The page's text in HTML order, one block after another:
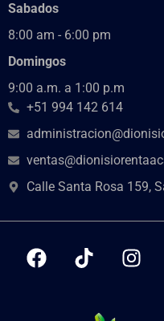
Sabados
8:00 am - 6:00 pm
Domingos
9:00 a.m. a 1:00 p.m
+51 994 142 614
Calle Santa Rosa 159,